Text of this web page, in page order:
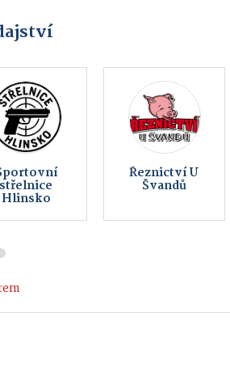
a prodej
telefonů
Obec
Kameničky